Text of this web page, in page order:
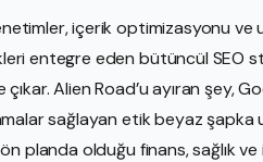
içerik optimizasyonu ve
entegre eden bütüncül SEO
çıkar. Alien Road’u ayıran şey,
sağlayan etik beyaz şapka
planda olduğu finans, sağlık